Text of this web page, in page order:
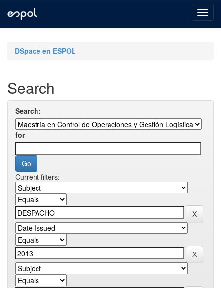
navigationDSpace en ESPOL
Search
Search:
for
Current filters: